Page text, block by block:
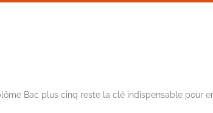
Bac plus cinq reste la clé indispensable pour